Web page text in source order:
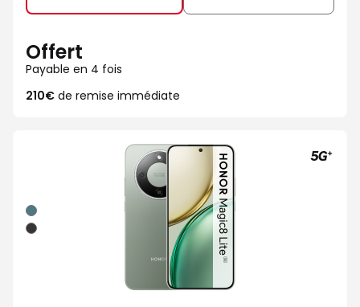
Offert
Payable en 4 fois
210€ de remise immédiate
Vert
Noir